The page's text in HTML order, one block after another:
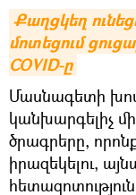
Քաղցկեղ
մոտեցում
COVID-ը
Մասնագետի
կանխարգելիչ
ծրագրերը,
իրազեկելու,